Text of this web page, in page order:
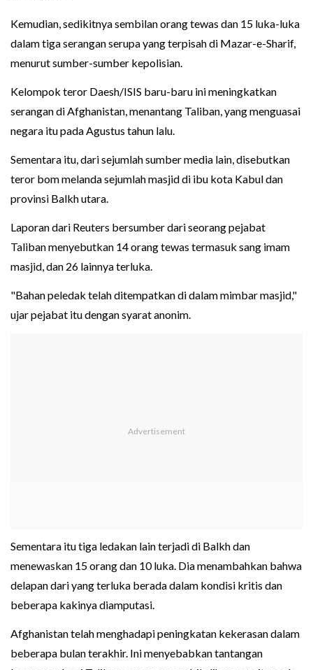
Kemudian, sedikitnya sembilan orang tewas dan 15 luka-luka
dalam tiga serangan serupa yang terpisah di Mazar-e-Sharif,
menurut sumber-sumber kepolisian.
Kelompok teror Daesh/ISIS baru-baru ini meningkatkan
serangan di Afghanistan, menantang Taliban, yang menguasai
negara itu pada Agustus tahun lalu.
Sementara itu, dari sejumlah sumber media lain, disebutkan
teror bom melanda sejumlah masjid di ibu kota Kabul dan
provinsi Balkh utara.
Laporan dari Reuters bersumber dari seorang pejabat
Taliban menyebutkan 14 orang tewas termasuk sang imam
masjid, dan 26 lainnya terluka.
"Bahan peledak telah ditempatkan di dalam mimbar masjid,"
ujar pejabat itu dengan syarat anonim.
Sementara itu tiga ledakan lain terjadi di Balkh dan
menewaskan 15 orang dan 10 luka. Dia menambahkan bahwa
delapan dari yang terluka berada dalam kondisi kritis dan
beberapa kakinya diamputasi.
Afghanistan telah menghadapi peningkatan kekerasan dalam
beberapa bulan terakhir. Ini menyebabkan tantangan